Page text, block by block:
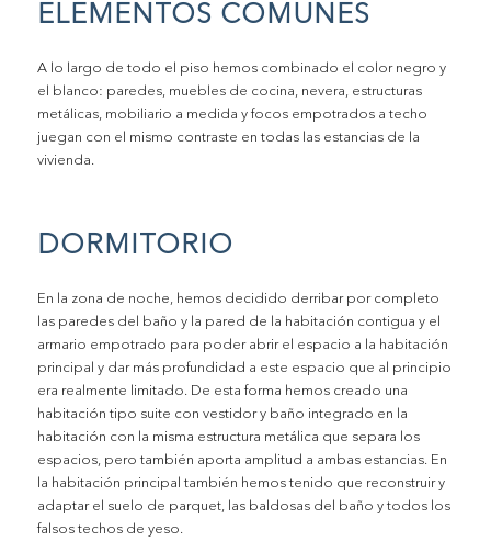
ELEMENTOS COMUNES
A lo largo de todo el piso hemos combinado el color negro y
el blanco: paredes, muebles de cocina, nevera, estructuras
metálicas, mobiliario a medida y focos empotrados a techo
juegan con el mismo contraste en todas las estancias de la
vivienda.
DORMITORIO
En la zona de noche, hemos decidido derribar por completo
las paredes del baño y la pared de la habitación contigua y el
armario empotrado para poder abrir el espacio a la habitación
principal y dar más profundidad a este espacio que al principio
era realmente limitado. De esta forma hemos creado una
habitación tipo suite con vestidor y baño integrado en la
habitación con la misma estructura metálica que separa los
espacios, pero también aporta amplitud a ambas estancias. En
la habitación principal también hemos tenido que reconstruir y
adaptar el suelo de parquet, las baldosas del baño y todos los
falsos techos de yeso.